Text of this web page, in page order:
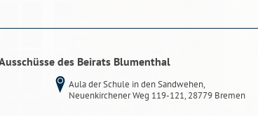
des Beirats Blumenthal
Aula der Schule in den Sandwehen,
Neuenkirchener Weg 119-121, 28779 Bremen